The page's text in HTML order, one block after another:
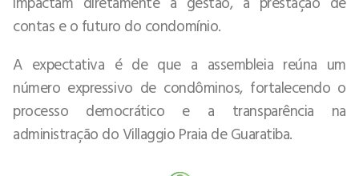
contas e o futuro do condomínio.
A expectativa é de que a assembleia reúna um
número expressivo de condôminos, fortalecendo o
processo democrático e a transparência na
administração do Villaggio Praia de Guaratiba.